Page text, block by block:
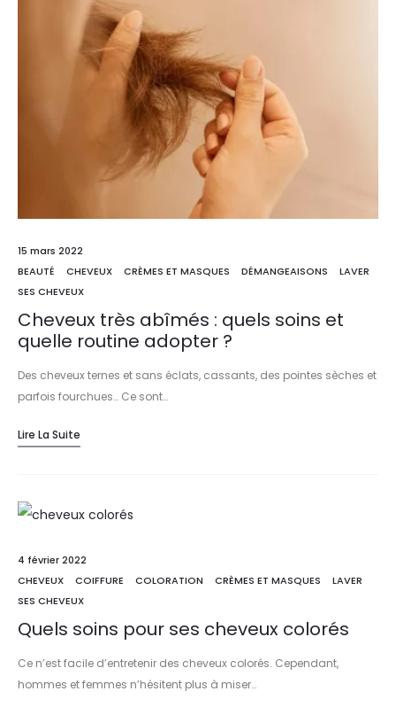
15 mars 2022
BEAUTÉ
CHEVEUX CRÈMES ET MASQUES DÉMANGEAISONS
LAVER
SES CHEVEUX
Cheveux très abîmés : quels soins et
quelle routine adopter ?
Des cheveux ternes et sans éclats, cassants, des pointes sèches et
parfois fourchues… Ce sont…
Lire La Suite
4 février 2022
CHEVEUX
COIFFURE COLORATION CRÈMES ET MASQUES
LAVER
SES CHEVEUX
Quels soins pour ses cheveux colorés
Ce n’est facile d’entretenir des cheveux colorés. Cependant,
hommes et femmes n’hésitent plus à miser…